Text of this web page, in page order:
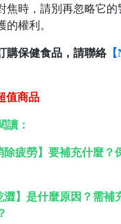
焦時，請別再忽略它
的權利。
購保健食品，請聯絡【
值商品
讀：
除疲勞】要補充什麼？
澀】是什麼原因？需補